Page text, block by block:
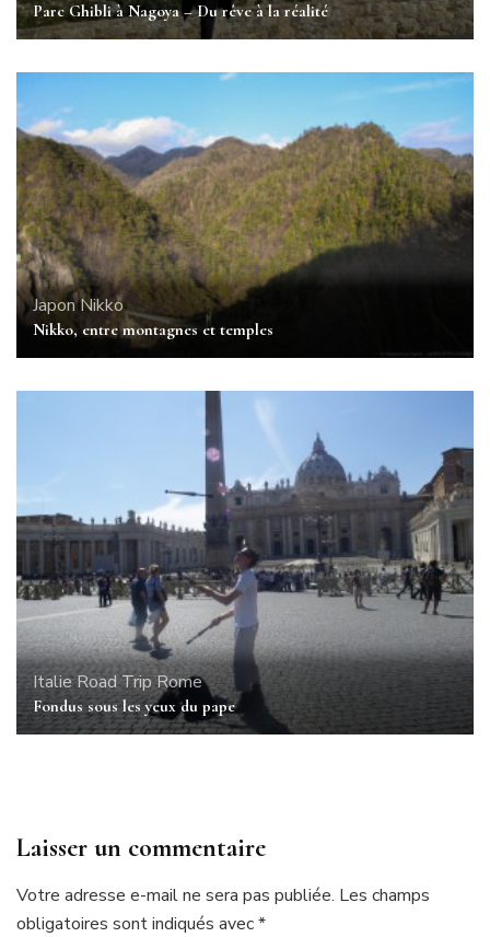
Parc Ghibli à Nagoya – Du rêve à la réalité
JaponNikko
Nikko, entre montagnes et temples
ItalieRoad Trip Rome
Fondus sous les yeux du pape
Laisser un commentaire
Votre adresse e-mail ne sera pas publiée. Les champs
obligatoires sont indiqués avec*